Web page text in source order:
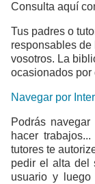
Consulta aquí
Tus padres o
responsables
vosotros. La
ocasionados por
Navegar por
Podrás
hacer
tutores te
pedir el alta del
usuario y luego